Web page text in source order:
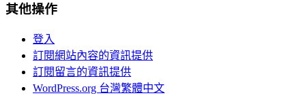
其他操作
登入
訂閱網站內容的資訊提供
訂閱留言的資訊提供
WordPress.org 台灣繁體中文